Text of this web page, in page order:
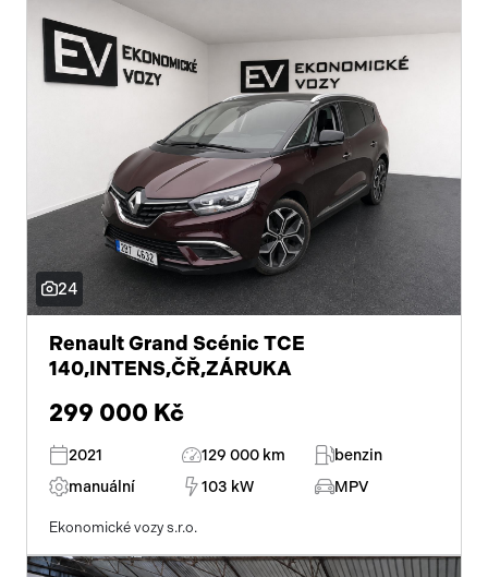
24
Renault Grand Scénic TCE
140,INTENS,ČŘ,ZÁRUKA
299 000 Kč
2021 129 000 km
benzin
manuální
103 kW MPV
Ekonomické vozy s.r.o.